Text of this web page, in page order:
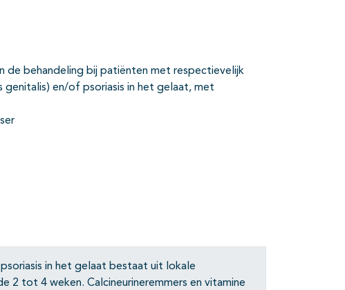
de behandeling bij patiënten met respectievelijk
genitalis) en/of psoriasis in het gelaat, met
in het gelaat bestaat uit lokale
tot 4 weken. Calcineurineremmers en vitamine